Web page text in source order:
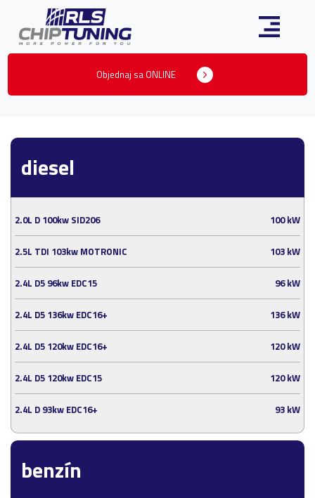
Objednaj sa ONLINE
diesel
2.0L D 100kw SID206 100 kW
2.5L TDI 103kw MOTRONIC 103 kW
2.4L D5 96kw EDC15 96 kW
2.4L D5 136kw EDC16+ 136 kW
2.4L D5 120kw EDC16+ 120 kW
2.4L D5 120kw EDC15 120 kW
2.4L D 93kw EDC16+ 93 kW
benzín